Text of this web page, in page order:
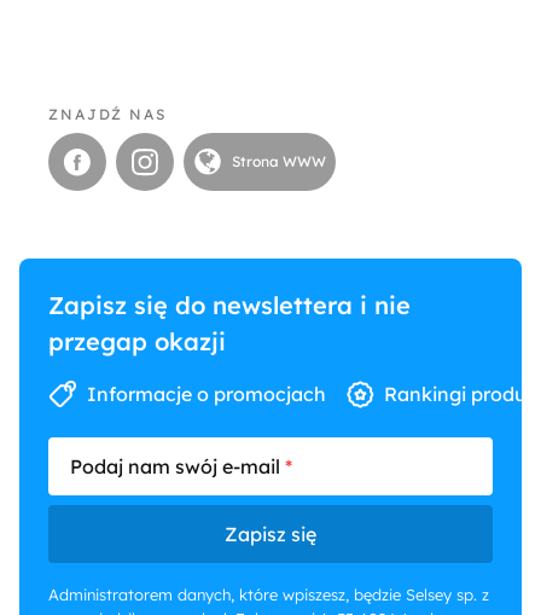
ZNAJDŹ NAS
Strona WWW
Zapisz się do newslettera i nie
przegap okazji
Informacje o promocjach Rankingi
Podaj nam swój e-mail
Zapisz się
Administratorem danych, które wpiszesz, będzie Selsey sp. z